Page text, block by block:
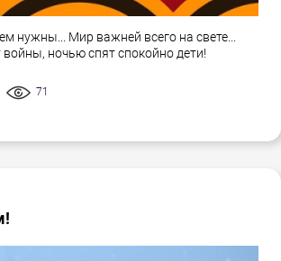
нужны... Мир важней всего на свете...
войны, ночью спят спокойно дети!
71